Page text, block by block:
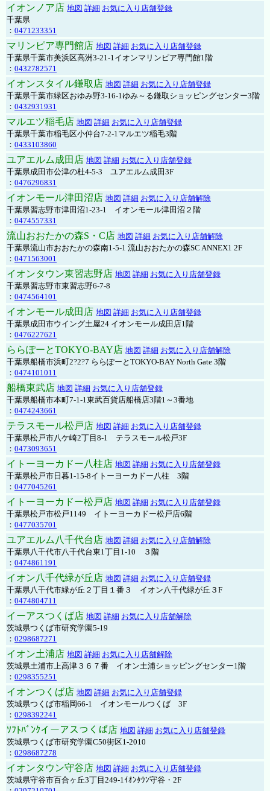
イオンノア店 地図 詳細 お気に入り店舗登録
千葉県
： 0471233351
マリンピア専門館店 地図 詳細 お気に入り店舗登録
千葉県千葉市美浜区高洲3-21-1イオンマリンピア専門館1階
： 0432782571
イオンスタイル鎌取店 地図 詳細 お気に入り店舗登録
千葉県千葉市緑区おゆみ野3-16-1ゆみ～る鎌取ショッピングセンター3階
： 0432931931
マルエツ稲毛店 地図 詳細 お気に入り店舗登録
千葉県千葉市稲毛区小仲台7-2-1マルエツ稲毛3階
： 0433103860
ユアエルム成田店 地図 詳細 お気に入り店舗登録
千葉県成田市公津の杜4-5-3 ユアエルム成田3F
： 0476296831
イオンモール津田沼店 地図 詳細 お気に入り店舗解除
千葉県習志野市津田沼1-23-1 イオンモール津田沼２階
： 0474557331
流山おおたかの森S・C店 地図 詳細 お気に入り店舗解除
千葉県流山市おおたかの森南1-5-1 流山おおたかの森SC ANNEX1 2F
： 0471563001
イオンタウン東習志野店 地図 詳細 お気に入り店舗登録
千葉県習志野市東習志野6-7-8
： 0474564101
イオンモール成田店 地図 詳細 お気に入り店舗登録
千葉県成田市ウイング土屋24 イオンモール成田店1階
： 0476227621
ららぽーとTOKYO-BAY店 地図 詳細 お気に入り店舗解除
千葉県船橋市浜町2?2?7 ららぽーとTOKYO-BAY North Gate 3階
： 0474101011
船橋東武店 地図 詳細 お気に入り店舗登録
千葉県船橋市本町7-1-1東武百貨店船橋店3階1～3番地
： 0474243661
テラスモール松戸店 地図 詳細 お気に入り店舗登録
千葉県松戸市八ケ崎2丁目8-1 テラスモール松戸3F
： 0473093651
イトーヨーカドー八柱店 地図 詳細 お気に入り店舗登録
千葉県松戸市日暮1-15-8イトーヨーカドー八柱 3階
： 0477045261
イトーヨーカドー松戸店 地図 詳細 お気に入り店舗登録
千葉県松戸市松戸1149 イトーヨーカドー松戸店6階
： 0477035701
ユアエルム八千代台店 地図 詳細 お気に入り店舗解除
千葉県八千代市八千代台東1丁目1-10 ３階
： 0474861191
イオン八千代緑が丘店 地図 詳細 お気に入り店舗登録
千葉県八千代市緑が丘２丁目１番３ イオン八千代緑が丘３F
： 0474804711
イーアスつくば店 地図 詳細 お気に入り店舗解除
茨城県つくば市研究学園5-19
： 0298687271
イオン土浦店 地図 詳細 お気に入り店舗解除
茨城県土浦市上高津３６７番 イオン土浦ショッピングセンター1階
： 0298355251
イオンつくば店 地図 詳細 お気に入り店舗登録
茨城県つくば市稲岡66-1 イオンモールつくば 3F
： 0298392241
ｿﾌﾄﾊﾞﾝｸイーアスつくば店 地図 詳細 お気に入り店舗登録
茨城県つくば市研究学園C50街区1-2010
： 0298687278
イオンタウン守谷店 地図 詳細 お気に入り店舗登録
茨城県守谷市百合ヶ丘3丁目249-1ｲｵﾝﾀｳﾝ守谷・2F